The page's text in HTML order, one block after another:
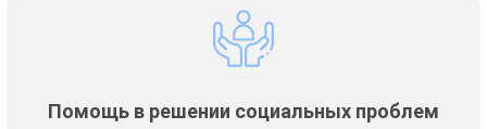
Помощь в решении социальных проблем